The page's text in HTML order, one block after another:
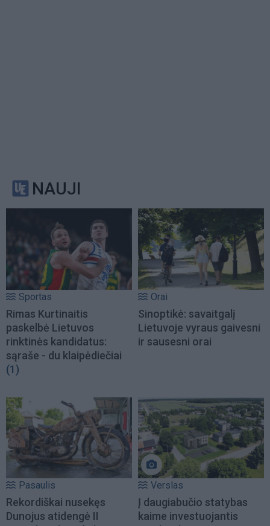
NAUJI
Sportas
Rimas Kurtinaitis
paskelbė Lietuvos
rinktinės kandidatus:
sąraše - du klaipėdiečiai
(1)
Orai
Sinoptikė: savaitgalį
Lietuvoje vyraus gaivesni
ir sausesni orai
Pasaulis
Rekordiškai nusekęs
Dunojus atidengė II
Verslas
Į daugiabučio statybas
kaime investuojantis